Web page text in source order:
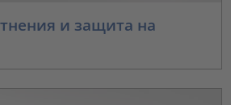
и защита на